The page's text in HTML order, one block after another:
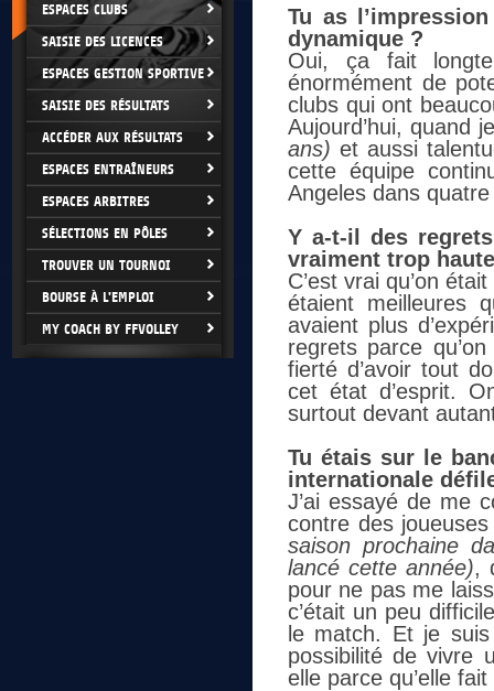
ESPACES CLUBS
SAISIE DES LICENCES
ESPACES GESTION SPORTIVE
SAISIE DES RÉSULTATS
ACCÉDER AUX RÉSULTATS
ESPACES ENTRAÎNEURS
ESPACES ARBITRES
SÉLECTIONS EN PÔLES
TROUVER UN TOURNOI
BOURSE À L'EMPLOI
MY COACH BY FFVOLLEY
Tu as
dynamique ?
Oui, ça fait
énormément de
clubs qui ont
Aujourd’hui, quand
ans) et aussi
cette équipe
Angeles dans
Y a-t-il des
vraiment trop
C’est vrai qu’on
étaient meilleures
avaient plus
regrets parce
fierté d’avoir tout
cet état d’esprit.
surtout devant
Tu étais sur le
internationale
J’ai essayé de me
contre des
saison prochaine
lancé cette année),
pour ne pas me
c’était un peu
le match. Et je
possibilité de vivre
elle parce qu’elle